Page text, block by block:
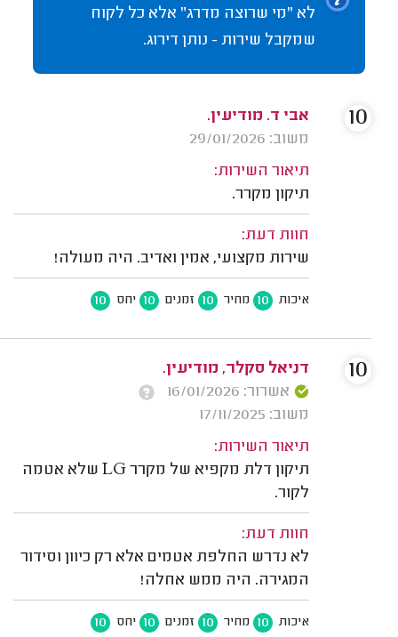
לא "מי שרוצה מדרג" אלא כל לקוח
שמקבל שירות - נותן דירוג.
אבי ד. מודיעין.
משוב: 29/01/2026
תיאור השירות:
תיקון מקרר.
חוות דעת:
שירות מקצועי, אמין ואדיב. היה מעולה!
איכות 10 מחיר 10 זמנים 10 יחס 10
10
דניאל סקלר, מודיעין.
אשרור: 16/01/2026
משוב: 17/11/2025
תיאור השירות:
תיקון דלת מקפיא של מקרר LG שלא אטמה
לקור.
חוות דעת:
לא נדרש החלפת אטמים אלא רק כיוון וסידור
המגירה. היה ממש אחלה!
איכות 10 מחיר 10 זמנים 10 יחס 10
10